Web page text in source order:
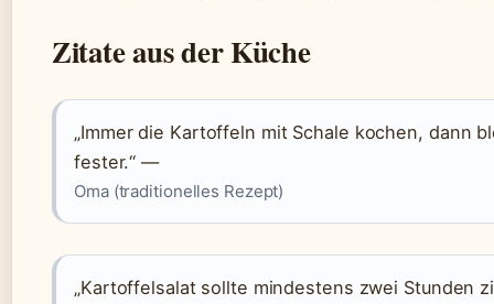
Zitate aus der Küche
„Immer die Kartoffeln mit Schale kochen, dann
fester.“ —
Oma (traditionelles Rezept)
„Kartoffelsalat sollte mindestens zwei Stunden